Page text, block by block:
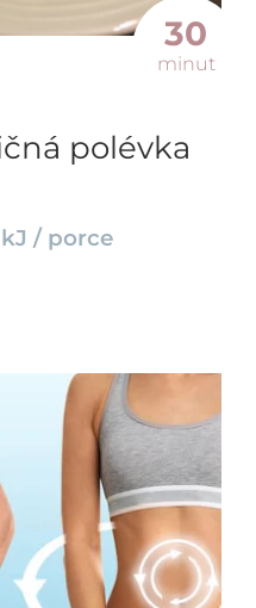
30
minut
polévka
kJ / porce